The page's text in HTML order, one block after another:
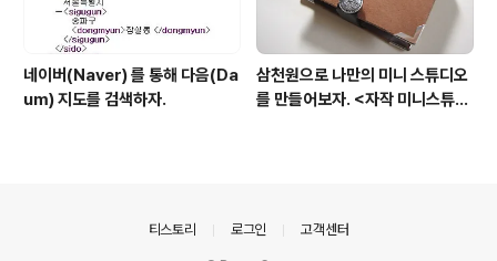
네이버(Naver) 를 통해 다음(Da
um) 지도를 검색하자.
삼천원으로 나만의 미니 스튜디오
를 만들어보자. <자작 미니스튜디
티스토리 로그인 고객센터